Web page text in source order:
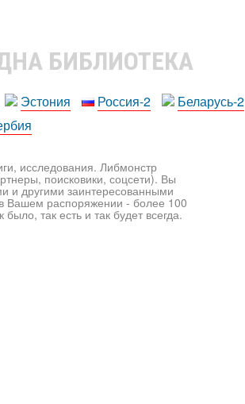
БИБЛИОТЕКА
Эстония Россия-2
Беларусь-2
исследования. Либмонстр
поисковики, соцсети). Вы
и другими заинтересованными
Вашем распоряжении - более 100
так есть и так будет всегда.